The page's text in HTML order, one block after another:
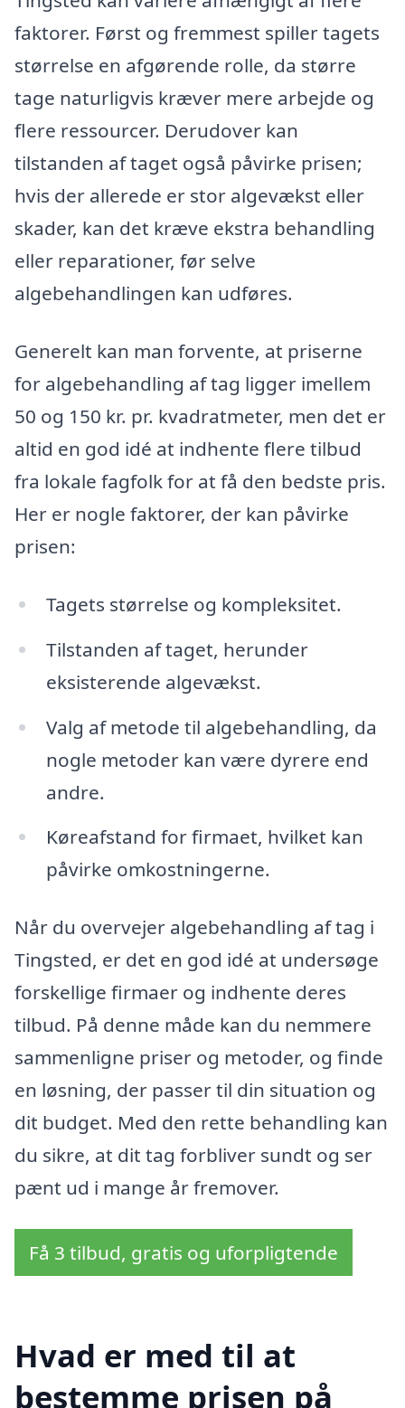
faktorer. Først og fremmest spiller tagets
størrelse en afgørende rolle, da større
tage naturligvis kræver mere arbejde og
flere ressourcer. Derudover kan
tilstanden af taget også påvirke prisen;
hvis der allerede er stor algevækst eller
skader, kan det kræve ekstra behandling
eller reparationer, før selve
algebehandlingen kan udføres.
Generelt kan man forvente, at priserne
for algebehandling af tag ligger imellem
50 og 150 kr. pr. kvadratmeter, men det er
altid en god idé at indhente flere tilbud
fra lokale fagfolk for at få den bedste pris.
Her er nogle faktorer, der kan påvirke
prisen:
Tagets størrelse og kompleksitet.
Tilstanden af taget, herunder
eksisterende algevækst.
Valg af metode til algebehandling, da
nogle metoder kan være dyrere end
andre.
Køreafstand for firmaet, hvilket kan
påvirke omkostningerne.
Når du overvejer algebehandling af tag i
Tingsted, er det en god idé at undersøge
forskellige firmaer og indhente deres
tilbud. På denne måde kan du nemmere
sammenligne priser og metoder, og finde
en løsning, der passer til din situation og
dit budget. Med den rette behandling kan
du sikre, at dit tag forbliver sundt og ser
pænt ud i mange år fremover.
Få 3 tilbud, gratis og uforpligtende
Hvad er med til at
bestemme prisen på